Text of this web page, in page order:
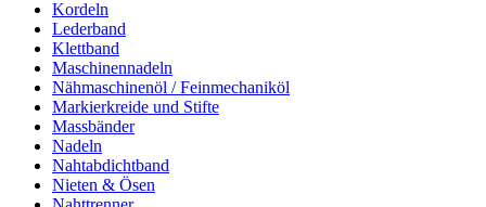
Kordeln
Lederband
Klettband
Maschinennadeln
Nähmaschinenöl / Feinmechaniköl
Markierkreide und Stifte
Massbänder
Nadeln
Nahtabdichtband
Nieten & Ösen